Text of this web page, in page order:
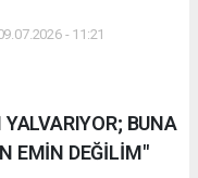
- 11:21
BUNA
EMİN DEĞİLİM"